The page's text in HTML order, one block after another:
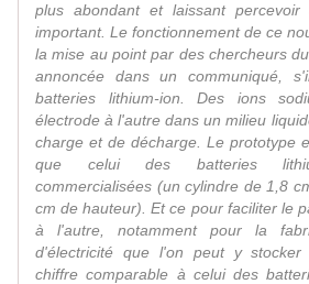
plus abondant et laissant
important. Le fonctionnement de ce
la mise au point par des chercheurs
annoncée dans un communiqué,
batteries lithium-ion. Des ions
électrode à l'autre dans un milieu
charge et de décharge. Le prototype
que celui des batteries
commercialisées (un cylindre de 1,8
cm de hauteur). Et ce pour faciliter le
à l'autre, notamment pour la
d'électricité que l'on peut y stocker
chiffre comparable à celui des